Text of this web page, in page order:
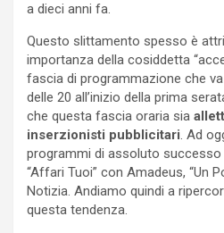
a dieci anni fa.
Questo slittamento spesso è
importanza della cosiddetta
fascia di programmazione che
delle 20 all’inizio della prima
che questa fascia oraria sia
inserzionisti pubblicitari. Ad
programmi di assoluto
“Affari Tuoi” con Amadeus, “Un
Notizia. Andiamo quindi a
questa tendenza.